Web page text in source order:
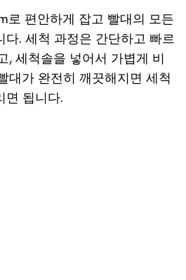
로 편안하게 잡고 빨대의 모든
다. 세척 과정은 간단하고 빠르
, 세척솔을 넣어서 가볍게 비
대가 완전히 깨끗해지면 세척
면 됩니다.